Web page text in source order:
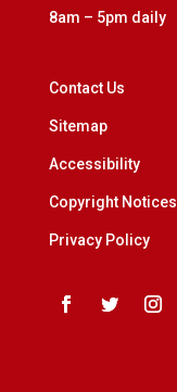
8am – 5pm daily
Contact Us
Sitemap
Accessibility
Copyright Notices
Privacy Policy